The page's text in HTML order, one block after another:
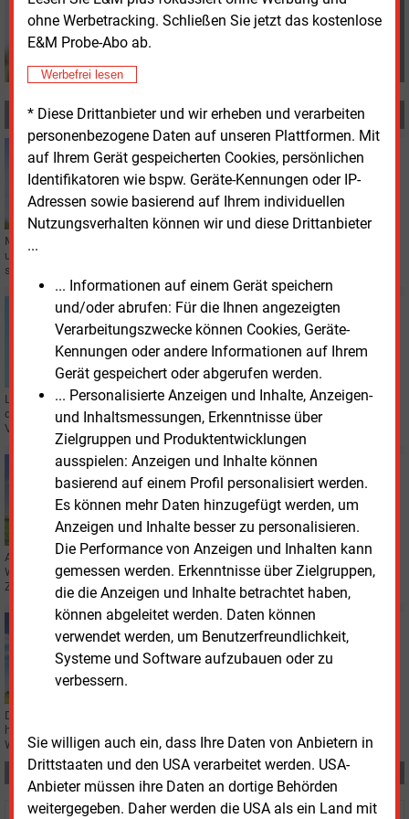
ohne Werbetracking. Schließen Sie jetzt das kostenlose
E&M Probe-Abo ab.
Werbefrei lesen
* Diese Drittanbieter und wir erheben und verarbeiten
personenbezogene Daten auf unseren Plattformen. Mit
auf Ihrem Gerät gespeicherten Cookies, persönlichen
Identifikatoren wie bspw. Geräte-Kennungen oder IP-
Adressen sowie basierend auf Ihrem individuellen
Nutzungsverhalten können wir und diese Drittanbieter
...
... Informationen auf einem Gerät speichern
und/oder abrufen: Für die Ihnen angezeigten
Verarbeitungszwecke können Cookies, Geräte-
Kennungen oder andere Informationen auf Ihrem
Gerät gespeichert oder abgerufen werden.
... Personalisierte Anzeigen und Inhalte, Anzeigen-
und Inhaltsmessungen, Erkenntnisse über
Zielgruppen und Produktentwicklungen
ausspielen: Anzeigen und Inhalte können
basierend auf einem Profil personalisiert werden.
Es können mehr Daten hinzugefügt werden, um
Anzeigen und Inhalte besser zu personalisieren.
Die Performance von Anzeigen und Inhalten kann
gemessen werden. Erkenntnisse über Zielgruppen,
die die Anzeigen und Inhalte betrachtet haben,
können abgeleitet werden. Daten können
verwendet werden, um Benutzerfreundlichkeit,
Systeme und Software aufzubauen oder zu
verbessern.
Sie willigen auch ein, dass Ihre Daten von Anbietern in
Drittstaaten und den USA verarbeitet werden. USA-
Anbieter müssen ihre Daten an dortige Behörden
weitergegeben. Daher werden die USA als ein Land mit
MEHR ZUM THEMA
Montag, 20.06.2022, 12:47
WINDKRAFT ONSHORE
Zwölf Maßnahmen für mehr Windstrom vorgelegt
Mit zwölf Maßnahmen könnte mehr Strom aus Windkraft an Land erzeugt
und genutzt werden, schlägt die Deutsche Energieagentur (Dena) vor. Sie
sollten ins neue Gesetz aufgenommen werden.
Dienstag, 14.06.2022, 13:32
WINDKRAFT ONSHORE
Neues Gesetz könnte Ausbau weiter verzögern
Laut Einschätzung des Bundesverbands Erneuerbare Energie (BEE) könnten
die Vorschläge der Bundesregierung zum Windkraftausbau zu weiteren
Verzögerungen führen.
Donnerstag, 9.06.2022, 16:26
WINDKRAFT ONSHORE
Widersprüchliche Reaktionen auf Flächenvorgaben
des Bundes
Am 8. Juni hatte das Bundeswirtschaftsministerium Flächenvorgaben für
Windkraft in den Bundesländern veröffentlicht. Diese stoßen auf
Zustimmung und Proteste bei den Betroffenen.
WINDKRAFT ONSHORE
Breite Mehrheit für Windkraftausbau
Der Wind hat sich gedreht: In der bayerischen Gemeinde Üchtelhausen
haben sich die Bürger mit deutlicher Mehrheit für den Bau von
Windkraftanlagen ausgesprochen. Das war mal anders.
Teilen: